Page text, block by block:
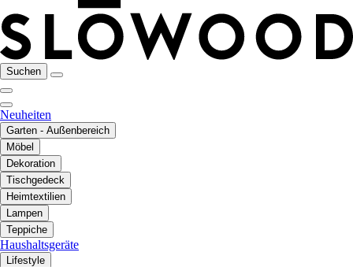
Suchen
Neuheiten
Garten - Außenbereich
Möbel
Dekoration
Tischgedeck
Heimtextilien
Lampen
Teppiche
Haushaltsgeräte
Lifestyle